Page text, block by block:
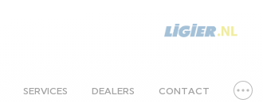
SERVICES DEALERS CONTACT